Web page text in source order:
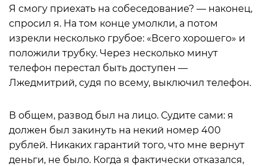
Я смогу приехать на собеседование? — наконец,
спросил я. На том конце умолкли, а потом
изрекли несколько грубое: «Всего хорошего» и
положили трубку. Через несколько минут
телефон перестал быть доступен —
Лжедмитрий, судя по всему, выключил телефон.
В общем, развод был на лицо. Судите сами: я
должен был закинуть на некий номер 400
рублей. Никаких гарантий того, что мне вернут
деньги, не было. Когда я фактически отказался,